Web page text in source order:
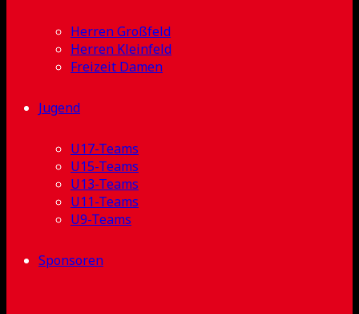
Herren Großfeld
Herren Kleinfeld
Freizeit Damen
Jugend
U17-Teams
U15-Teams
U13-Teams
U11-Teams
U9-Teams
Sponsoren